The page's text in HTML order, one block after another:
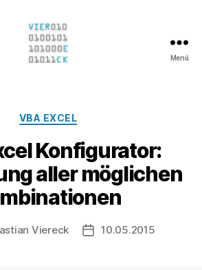
Menü
Kategorien
VBA EXCEL
Konfigurator:
aller möglichen
Viereck Beitragsdatum
10.05.2015